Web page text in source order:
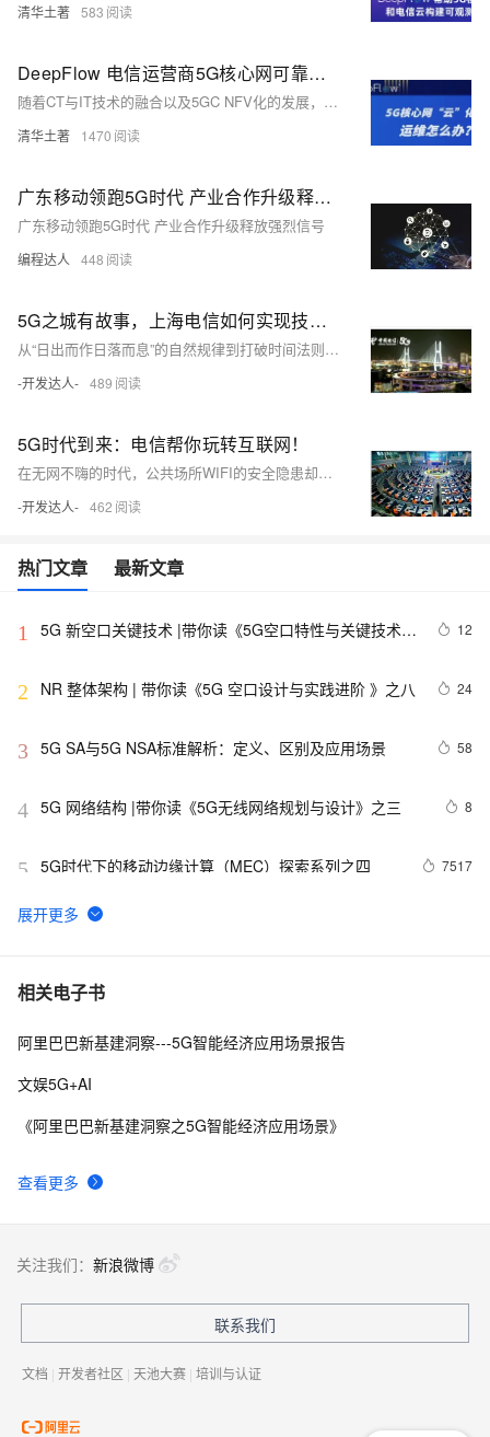
清华土著 583
DeepFlow 电信运营商5G核心网可靠性监控运维最佳实践
随着CT与IT技术的融合以及5GC NFV化的发展，逐渐暴露出IT技术对通信网络可靠性的影响。云计算技术可以为通信网络带来硬件通用化、弹性化、资源池化，业务迭代加速等好处，但原有专用设备的可靠性、易维护性在新的云架构中面临巨大挑战。DeepFlow基于云原生的软探针流量采集技术、智能流量分析技术，实现对5GC云资源池硬件层网络接口、虚拟层网络接口、VNF层网络接口的全栈流量采集和分析，搭建5GC网络智能监控分析平台。
清华土著 1470
广东移动领跑5G时代 产业合作升级释放强烈信号
广东移动领跑5G时代 产业合作升级释放强烈信号
编程达人 448
5G之城有故事，上海电信如何实现技术落地场景应用双领跑
从“日出而作日落而息”的自然规律到打破时间法则的“不夜城”诞生，人类生活的改变来自于科技。 上海，一座拥有2400万人口的超级城市，是不夜城的代名词。5G技术高速落地，不夜城有了新故事，上海24小时不间断营业的图景又发生了新变化。
-开发达人- 489
5G时代到来：电信帮你玩转互联网！
在无网不嗨的时代，公共场所WIFI的安全隐患却令人头疼不已：数据曝光、身份泄露、钓鱼陷阱……不过最近互评狮发现，老牌运营商正在为你的网络生活提供最优解。
-开发达人- 462
热门文章 最新文章
1
5G 新空口关键技术 |带你读《5G空口特性与关键技术》
12
2 NR 整体架构 | 带你读《5G 空口设计与实践进阶 》之八 24
3 5G SA与5G NSA标准解析：定义、区别及应用场景 58
4 5G 网络结构 |带你读《5G无线网络规划与设计》之三 8
5 5G时代下的移动边缘计算（MEC）探索系列之四 7517
6 2G、3G、4G与5G技术：主要区别详解
7 5G的要求和主要性能指标 | 《5G移动无线通信技术》之
8 LTE-NR 双连接|带你读《5G无线网络规划与设计》之十
相关电子书
查看更多
阿里巴巴新基建洞察---5G智能经济应用场景报告
文娱5G+AI
《阿里巴巴新基建洞察之5G智能经济应用场景》
关注我们： 新浪微博
联系我们
文档 | 开发者社区 | 天池大赛 | 培训与认证